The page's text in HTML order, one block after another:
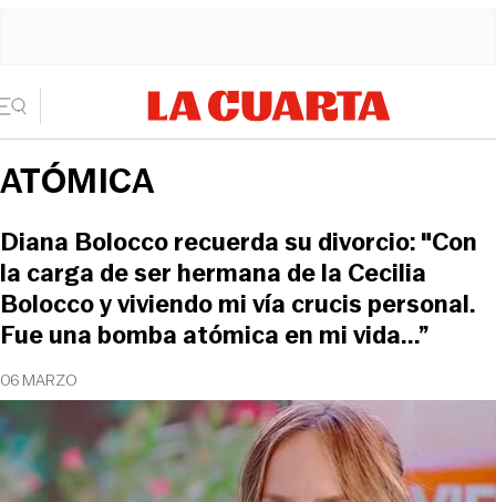
ATÓMICA
06 MARZO
Diana Bolocco recuerda su divorcio: "Con
la carga de ser hermana de la Cecilia
Bolocco y viviendo mi vía crucis personal.
Fue una bomba atómica en mi vida...”